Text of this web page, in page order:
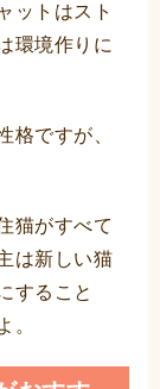
ットはスト
環境作りに
格ですが、
猫がすべて
は新しい猫
すること
。